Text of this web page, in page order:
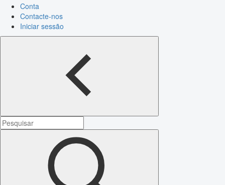
Conta
Contacte-nos
Iniciar sessão